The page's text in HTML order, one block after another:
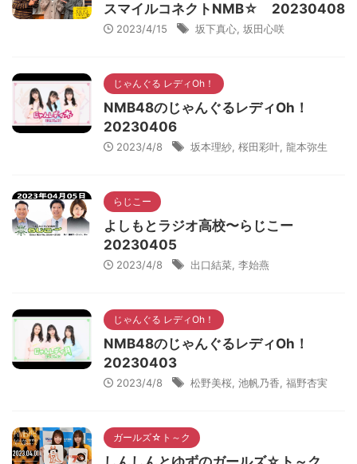
スマイルコネクトNMB☆ 20230408
2023/4/15 坂下真心 坂田心咲
じゃんぐる レディOh！
NMB48のじゃんぐるレディOh！
20230406
2023/4/8 坂本理紗 桜田彩叶 龍本弥生
らじこー
よしもとラジオ高校〜らじこー
20230405
2023/4/8 出口結菜 李始燕
じゃんぐる レディOh！
NMB48のじゃんぐるレディOh！
20230403
2023/4/8 松野美桜 池帆乃香 福野杏実
ガールズ☆ト～ク